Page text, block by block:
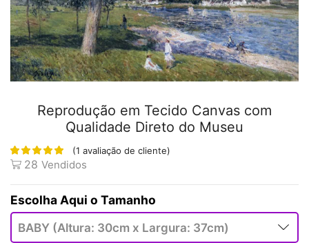
Reprodução em Tecido Canvas com
Qualidade Direto do Museu
(1 avaliação de cliente)
28 Vendidos
Tamanho